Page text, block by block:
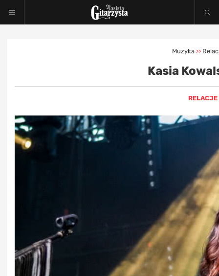
Muzyka >>
Kasia
RELACJE